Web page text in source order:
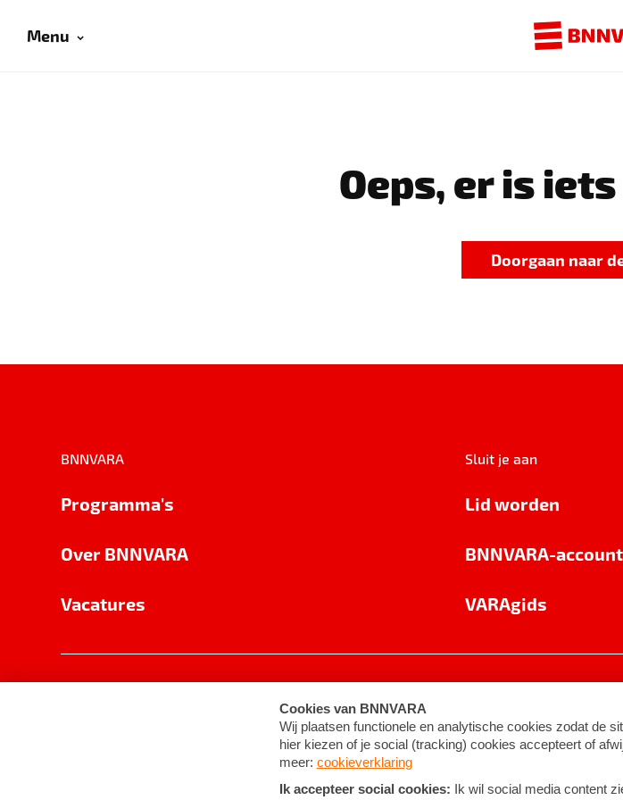
Menu
Oeps, er is
Doorgaan naar
BNNVARA
Programma's
Over BNNVARA
Vacatures
Sluit je aan
Lid worden
BNNVARA-account
VARAgids
Cookie-instellingen Algemene voorwaarden ©2026